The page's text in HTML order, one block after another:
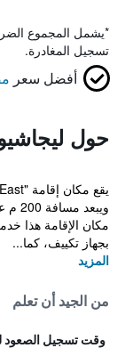
*يشمل المجموع
تسجيل المغادرة.
أفضل سعر
حول
مكان الإقامة هذا
بجهاز تكييف، كما...
المزيد
من الجيد أن تعلم
وقت تسجيل الصعود